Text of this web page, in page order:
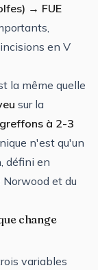
→ FUE
en V
la même quelle
sur la
greffons à 2-3
n'est qu'un
défini en
Norwood et du
change
variables